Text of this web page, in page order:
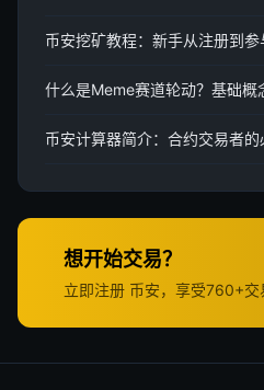
币安挖矿教程：新手从注册到
什么是Meme赛道轮动？基础概
币安计算器简介：合约交易者
想开始交易？
立即注册 币安，享受760+